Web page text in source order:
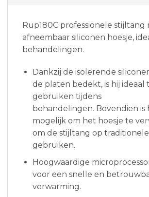
Rup180C professionele stijltang
afneembaar siliconen hoesje,
behandelingen.
Dankzij de isolerende
de platen bedekt, is hij ideaal
gebruiken tijdens
behandelingen. Bovendien is
mogelijk om het hoesje te
om de stijltang op
gebruiken.
Hoogwaardige
voor een snelle en
verwarming.